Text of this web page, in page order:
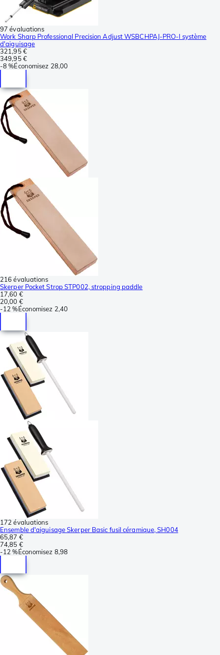
97 évaluations
Work Sharp Professional Precision Adjust WSBCHPAJ-PRO-I système
d'aiguisage
321,95 €
349,95 €
-8 %Économisez 28,00
216 évaluations
Skerper Pocket Strop STP002, stropping paddle
17,60 €
20,00 €
-12 %Économisez 2,40
172 évaluations
Ensemble d'aiguisage Skerper Basic fusil céramique, SH004
65,87 €
74,85 €
-12 %Économisez 8,98